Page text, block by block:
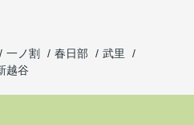
一ノ割 春日部
武里
越谷